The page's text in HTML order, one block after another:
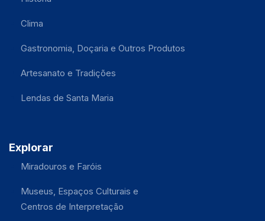
Clima
Gastronomia, Doçaria e Outros Produtos
Artesanato e Tradições
Lendas de Santa Maria
Explorar
Miradouros e Faróis
Museus, Espaços Culturais e
Centros de Interpretação